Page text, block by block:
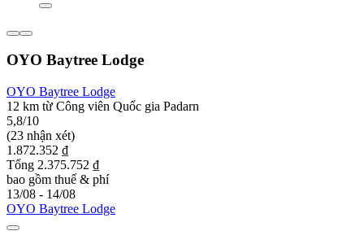
OYO Baytree Lodge
OYO Baytree Lodge
12 km từ Công viên Quốc gia Padarn
5,8/10
(23 nhận xét)
1.872.352 ₫
Tổng 2.375.752 ₫
bao gồm thuế & phí
13/08 - 14/08
OYO Baytree Lodge